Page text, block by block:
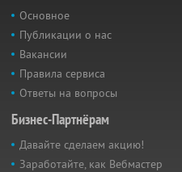
Основное
Публикации о нас
Вакансии
Правила сервиса
Ответы на вопросы
Бизнес-Партнёрам
Давайте сделаем акцию!
Заработайте, как Вебмастер